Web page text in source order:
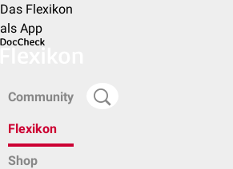
Das Flexikon
als App
Community
Flexikon
Shop